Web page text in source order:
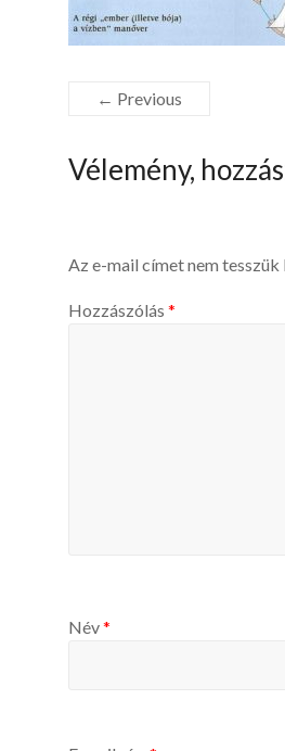
← Previous
Vélemény,
Az e-mail címet nem tesszük
Hozzászólás *
Név*